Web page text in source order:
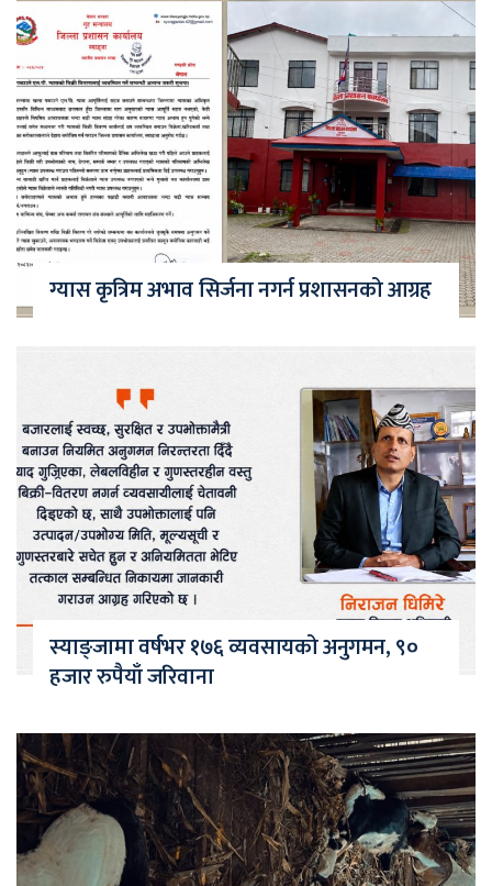
ग्यास कृत्रिम अभाव सिर्जना नगर्न प्रशासनको आग्रह
स्याङ्जामा वर्षभर १७६ व्यवसायको अनुगमन, ९०
हजार रुपैयाँ जरिवाना